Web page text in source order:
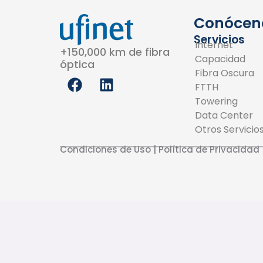
+150,000 km de fibra
óptica
F
a
o
L
i
d
Servicios
Internet
Capacidad
Fibra Oscura
FTTH
Towering
Data Center
Otros Servicios
Condiciones de Uso|Política de Privacidad